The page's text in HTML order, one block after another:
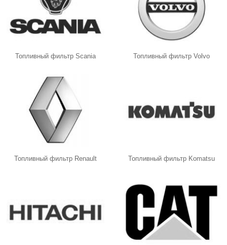
Топливный фильтр Scania Топливный фильтр Volvo
Топливный фильтр Renault Топливный фильтр Komatsu